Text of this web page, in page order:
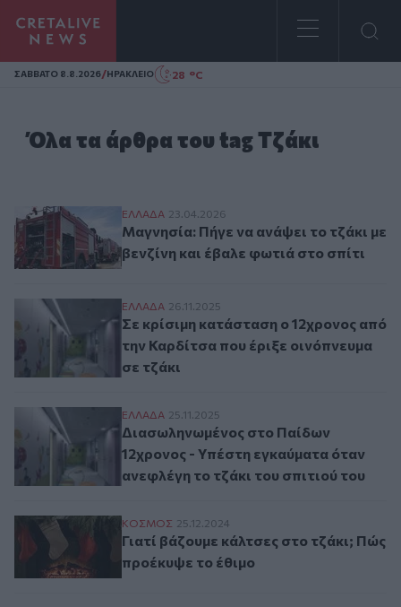
Homepage
ΣAΒΒΑΤΟ 8.8.2026/ΗΡΑΚΛΕΙΟ 28 °C
Όλα τα άρθρα του tag Τζάκι
Μαγνησία: Πήγε να ανάψει το τζάκι με
ΕΛΛAΔΑ 23.04.2026
Μαγνησία: Πήγε να ανάψει το τζάκι με
βενζίνη και έβαλε φωτιά στο σπίτι
Σε κρίσιμη κατάσταση ο 12χρονος από
ΕΛΛAΔΑ 26.11.2025
Σε κρίσιμη κατάσταση ο 12χρονος από
την Καρδίτσα που έριξε οινόπνευμα
σε τζάκι
Διασωληνωμένος στο Παίδων 12χρονος -
ΕΛΛAΔΑ 25.11.2025
Διασωληνωμένος στο Παίδων
12χρονος - Υπέστη εγκαύματα όταν
ανεφλέγη το τζάκι του σπιτιού του
Γιατί βάζουμε κάλτσες στο τζάκι; Πώς
ΚΟΣΜΟΣ 25.12.2024
Γιατί βάζουμε κάλτσες στο τζάκι; Πώς
προέκυψε το έθιμο